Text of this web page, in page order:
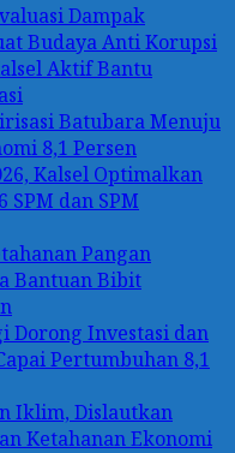
Dampak
Budaya Anti Korupsi
Aktif Bantu
Batubara Menuju
8,1 Persen
Kalsel Optimalkan
SPM dan SPM
Pangan
Bantuan Bibit
Dorong Investasi dan
Pertumbuhan 8,1
Iklim, Dislautkan
Ketahanan Ekonomi